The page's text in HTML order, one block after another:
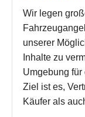
Wir legen
unserer
Inhalte zu
Umgebung
Ziel ist es,
Käufer als